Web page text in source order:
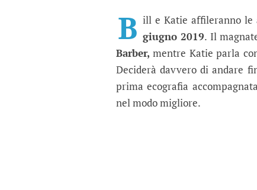
Anticipazioni
La Logan parla con Carter,
B ill e Katie affileranno le
giugno 2019. Il
Barber, mentre Katie parla
Deciderà davvero di andare
prima ecografia
nel modo migliore.